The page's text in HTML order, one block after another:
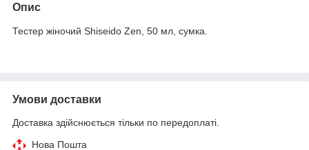
Опис
Тестер жіночий Shiseido Zen, 50 мл, сумка.
Умови доставки
Доставка здійснюється тільки по передоплаті.
Нова Пошта